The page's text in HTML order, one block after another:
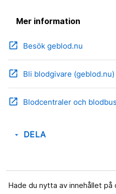
Mer information
open_in_new Besök geblod.nu
open_in_new Bli blodgivare (geblod.nu)
open_in_new Blodcentraler och
arrow_drop_down DELA
Hade du nytta av innehållet på